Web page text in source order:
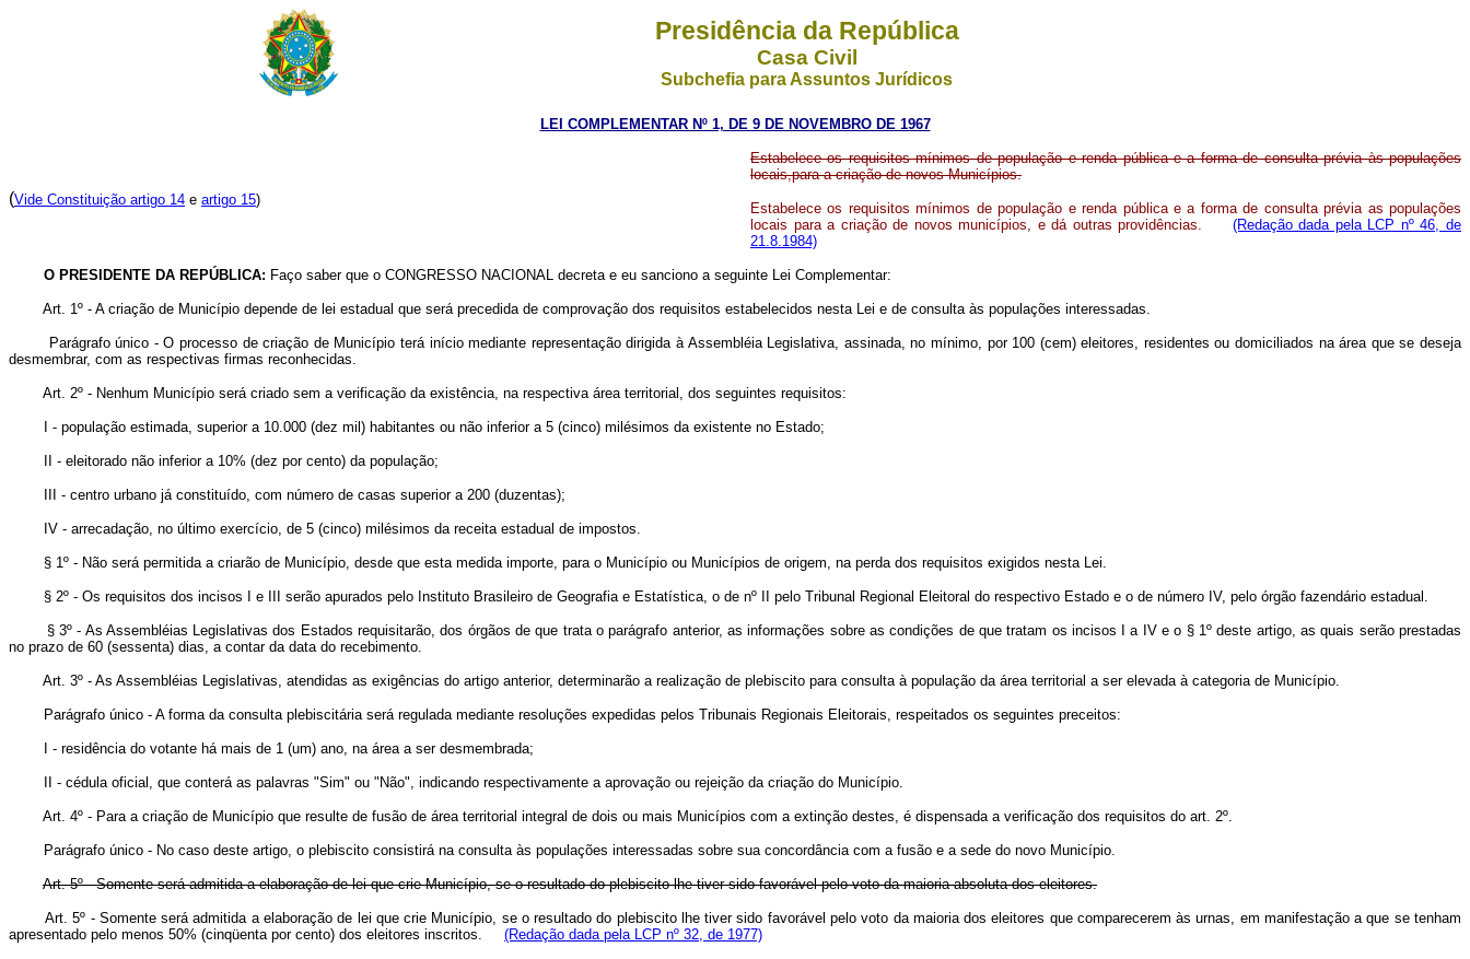
Presidência da República
Casa Civil
Subchefia para Assuntos Jurídicos
LEI COMPLEMENTAR Nº 1, DE 9 DE NOVEMBRO DE 1967
(Vide Constituição artigo 14 e artigo 15)
Estabelece os requisitos mínimos de população e renda pública e a forma de consulta prévia às populações
locais,para a criação de novos Municípios.
Estabelece os requisitos mínimos de população e renda pública e a forma de consulta prévia as populações
locais para a criação de novos municípios, e dá outras providências.
(Redação dada pela LCP nº 46, de
21.8.1984)
O PRESIDENTE DA REPÚBLICA: Faço saber que o CONGRESSO NACIONAL decreta e eu sanciono a seguinte Lei Complementar:
Art. 1º - A criação de Município depende de lei estadual que será precedida de comprovação dos requisitos estabelecidos nesta Lei e de consulta às populações interessadas.
Parágrafo único - O processo de criação de Município terá início mediante representação dirigida à Assembléia Legislativa, assinada, no mínimo, por 100 (cem) eleitores, residentes ou domiciliados na área que se deseja
desmembrar, com as respectivas firmas reconhecidas.
Art. 2º - Nenhum Município será criado sem a verificação da existência, na respectiva área territorial, dos seguintes requisitos:
I - população estimada, superior a 10.000 (dez mil) habitantes ou não inferior a 5 (cinco) milésimos da existente no Estado;
II - eleitorado não inferior a 10% (dez por cento) da população;
III - centro urbano já constituído, com número de casas superior a 200 (duzentas);
IV - arrecadação, no último exercício, de 5 (cinco) milésimos da receita estadual de impostos.
§ 1º - Não será permitida a criarão de Município, desde que esta medida importe, para o Município ou Municípios de origem, na perda dos requisitos exigidos nesta Lei.
§ 2º - Os requisitos dos incisos I e III serão apurados pelo Instituto Brasileiro de Geografia e Estatística, o de nº II pelo Tribunal Regional Eleitoral do respectivo Estado e o de número IV, pelo órgão fazendário estadual.
§ 3º - As Assembléias Legislativas dos Estados requisitarão, dos órgãos de que trata o parágrafo anterior, as informações sobre as condições de que tratam os incisos I a IV e o § 1º deste artigo, as quais serão prestadas
no prazo de 60 (sessenta) dias, a contar da data do recebimento.
Art. 3º - As Assembléias Legislativas, atendidas as exigências do artigo anterior, determinarão a realização de plebiscito para consulta à população da área territorial a ser elevada à categoria de Município.
Parágrafo único - A forma da consulta plebiscitária será regulada mediante resoluções expedidas pelos Tribunais Regionais Eleitorais, respeitados os seguintes preceitos:
I - residência do votante há mais de 1 (um) ano, na área a ser desmembrada;
II - cédula oficial, que conterá as palavras "Sim" ou "Não", indicando respectivamente a aprovação ou rejeição da criação do Município.
Art. 4º - Para a criação de Município que resulte de fusão de área territorial integral de dois ou mais Municípios com a extinção destes, é dispensada a verificação dos requisitos do art. 2º.
Parágrafo único - No caso deste artigo, o plebiscito consistirá na consulta às populações interessadas sobre sua concordância com a fusão e a sede do novo Município.
Art. 5º - Somente será admitida a elaboração de lei que crie Município, se o resultado do plebiscito lhe tiver sido favorável pelo voto da maioria absoluta dos eleitores.
Art. 5º - Somente será admitida a elaboração de lei que crie Município, se o resultado do plebiscito lhe tiver sido favorável pelo voto da maioria dos eleitores que comparecerem às urnas, em manifestação a que se tenham
apresentado pelo menos 50% (cinqüenta por cento) dos eleitores inscritos. (Redação dada pela LCP nº 32, de 1977)